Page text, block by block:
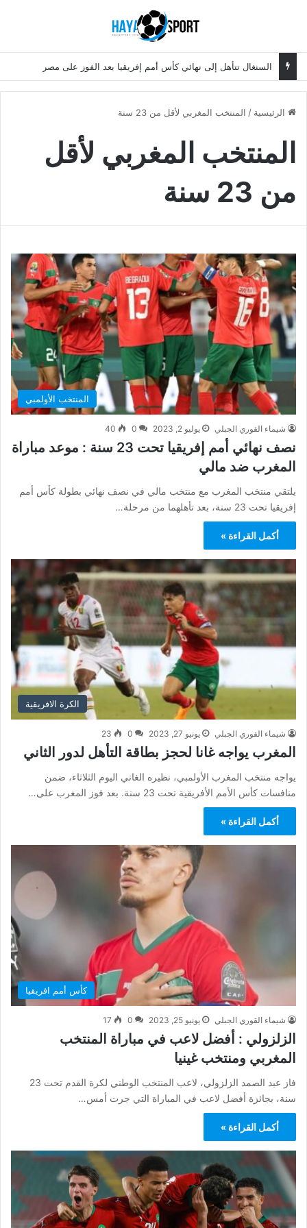
السنغال تتأهل إلى نهائي كأس أمم إفريقيا بعد الفوز على مصر
الرئيسية / المنتخب المغربي لأقل من 23 سنة
المنتخب المغربي لأقل
من 23 سنة
المنتخب الأولمبي
شيماء القوري الجبلي يوليو 2, 2023 0
40
نصف نهائي أمم إفريقيا تحت 23 سنة : موعد مباراة
المغرب ضد مالي
يلتقي منتخب المغرب مع منتخب مالي في نصف نهائي بطولة كأس أمم
إفريقيا تحت 23 سنة، بعد تأهلهما من مرحلة…
أكمل القراءة »
الكرة الافريقية
شيماء القوري الجبلي يونيو 27, 2023 0
23
المغرب يواجه غانا لحجز بطاقة التأهل لدور الثاني
يواجه منتخب المغرب الأولمبي، نظيره الغاني اليوم الثلاثاء، ضمن
منافسات كأس الأمم الأفريقية تحت 23 سنة. بعد فوز المغرب على…
أكمل القراءة »
كأس أمم افريقيا
شيماء القوري الجبلي يونيو 25, 2023 0
17
الزلزولي : أفضل لاعب في مباراة المنتخب
المغربي ومنتخب غينيا
فاز عبد الصمد الزلزولي، لاعب المنتخب الوطني لكرة القدم تحت 23
سنة، بجائزة أفضل لاعب في المباراة التي جرت أمس…
أكمل القراءة »